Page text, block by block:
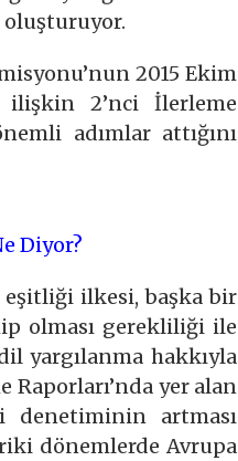
oluşturuyor.
2015 Ekim
ilişkin 2’nci İlerleme
adımlar attığını
Diyor?
ilkesi, başka bir
olması gerekliliği ile
yargılanma hakkıyla
Raporları’nda yer alan
denetiminin artması
dönemlerde Avrupa